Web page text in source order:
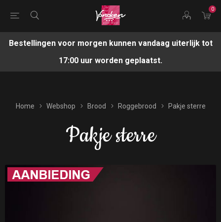
0
Bestellingen voor morgen kunnen vandaag uiterlijk tot
17:00 uur worden geplaatst.
Home Webshop Brood Roggebrood Pakje sterre
Pakje sterre